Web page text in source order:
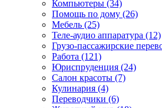
Компьютеры (34)
Помощь по дому (26)
Мебель (25)
Теле-аудио аппаратура (12)
Грузо-пассажирские
Работа (121)
Юриспруденция (24)
Салон красоты (7)
Кулинария (4)
Переводчики (6)